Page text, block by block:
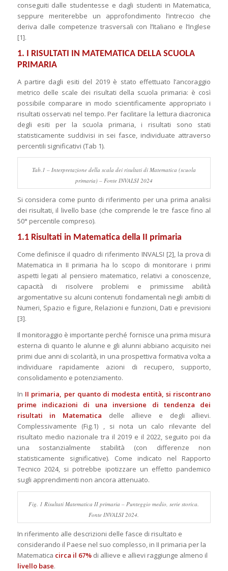
conseguiti dalle studentesse e dagli studenti in Matematica,
seppure meriterebbe un approfondimento l’intreccio che
deriva dalle competenze trasversali con l’Italiano e l’Inglese
[1].
1. I RISULTATI IN MATEMATICA DELLA SCUOLA
PRIMARIA
A partire dagli esiti del 2019 è stato effettuato l’ancoraggio
metrico delle scale dei risultati della scuola primaria: è così
possibile comparare in modo scientificamente appropriato i
risultati osservati nel tempo. Per facilitare la lettura diacronica
degli esiti per la scuola primaria, i risultati sono stati
statisticamente suddivisi in sei fasce, individuate attraverso
percentili significativi (Tab 1).
Tab.1 – Interpretazione della scala dei risultati di Matematica (scuola
primaria) – Fonte INVALSI 2024
Si considera come punto di riferimento per una prima analisi
dei risultati, il livello base (che comprende le tre fasce fino al
50° percentile compreso).
1.1 Risultati in Matematica della II primaria
Come definisce il quadro di riferimento INVALSI [2], la prova di
Matematica in II primaria ha lo scopo di monitorare i primi
aspetti legati al pensiero matematico, relativi a conoscenze,
capacità di risolvere problemi e primissime abilità
argomentative su alcuni contenuti fondamentali negli ambiti di
Numeri, Spazio e figure, Relazioni e funzioni, Dati e previsioni
[3].
Il monitoraggio è importante perché fornisce una prima misura
esterna di quanto le alunne e gli alunni abbiano acquisito nei
primi due anni di scolarità, in una prospettiva formativa volta a
individuare rapidamente azioni di recupero, supporto,
consolidamento e potenziamento.
In II primaria, per quanto di modesta entità, si riscontrano
prime indicazioni di una inversione di tendenza dei
risultati in Matematica delle allieve e degli allievi.
Complessivamente (Fig.1) , si nota un calo rilevante del
risultato medio nazionale tra il 2019 e il 2022, seguito poi da
una sostanzialmente stabilità (con differenze non
statisticamente significative). Come indicato nel Rapporto
Tecnico 2024, si potrebbe ipotizzare un effetto pandemico
sugli apprendimenti non ancora attenuato.
Fig. 1 Risultati Matematica II primaria – Punteggio medio, serie storica.
Fonte INVALSI 2024.
In riferimento alle descrizioni delle fasce di risultato e
considerando il Paese nel suo complesso, in II primaria per la
Matematica circa il 67%di allieve e allievi raggiunge almeno il
livello base.